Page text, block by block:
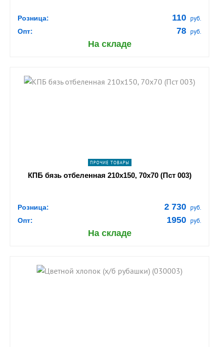
Розница: 110 руб.
Опт: 78 руб.
На складе
shopping_cart В КОРЗИНУ
ПРОЧИЕ ТОВАРЫ
КПБ бязь отбеленная 210х150, 70х70 (Пст 003)
Розница: 2 730 руб.
Опт: 1950 руб.
На складе
shopping_cart В КОРЗИНУ